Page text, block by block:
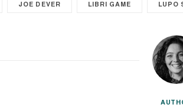
JOE DEVER LIBRI GAME LUPO